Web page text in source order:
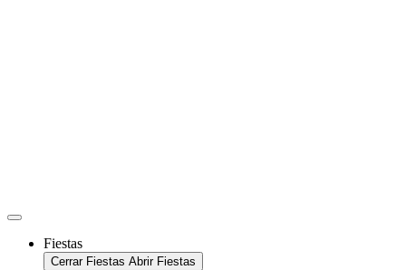
Fiestas
Cerrar Fiestas Abrir Fiestas